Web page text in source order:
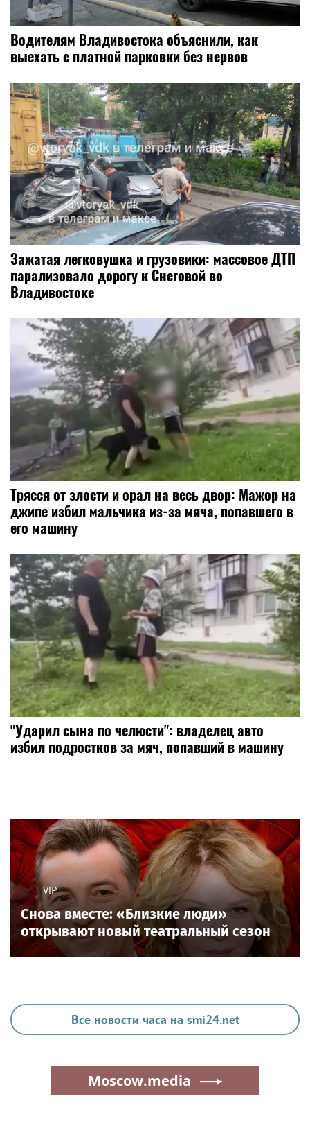
Водителям Владивостока объяснили, как
выехать с платной парковки без нервов
Зажатая легковушка и грузовики: массовое ДТП
парализовало дорогу к Снеговой во
Владивостоке
Трясся от злости и орал на весь двор: Мажор на
джипе избил мальчика из-за мяча, попавшего в
его машину
"Ударил сына по челюсти": владелец авто
избил подростков за мяч, попавший в машину
VIP
Снова вместе: «Близкие люди»
открывают новый театральный сезон
Все новости часа на smi24.net
Moscow.media